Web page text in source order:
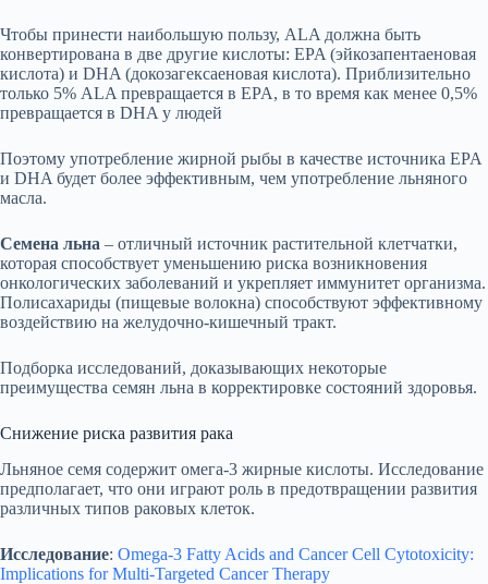
Чтобы принести наибольшую пользу, ALA должна быть
конвертирована в две другие кислоты: EPA (эйкозапентаеновая
кислота) и DHA (докозагексаеновая кислота). Приблизительно
только 5% ALA превращается в EPA, в то время как менее 0,5%
превращается в DHA у людей
Поэтому употребление жирной рыбы в качестве источника EPA
и DHA будет более эффективным, чем употребление льняного
масла.
Семена льна – отличный источник растительной клетчатки,
которая способствует уменьшению риска возникновения
онкологических заболеваний и укрепляет иммунитет организма.
Полисахариды (пищевые волокна) способствуют эффективному
воздействию на желудочно-кишечный тракт.
Подборка исследований, доказывающих некоторые
преимущества семян льна в корректировке состояний здоровья.
Снижение риска развития рака
Льняное семя содержит омега-3 жирные кислоты. Исследование
предполагает, что они играют роль в предотвращении развития
различных типов раковых клеток.
Исследование: Omega-3 Fatty Acids and Cancer Cell Cytotoxicity:
Implications for Multi-Targeted Cancer Therapy